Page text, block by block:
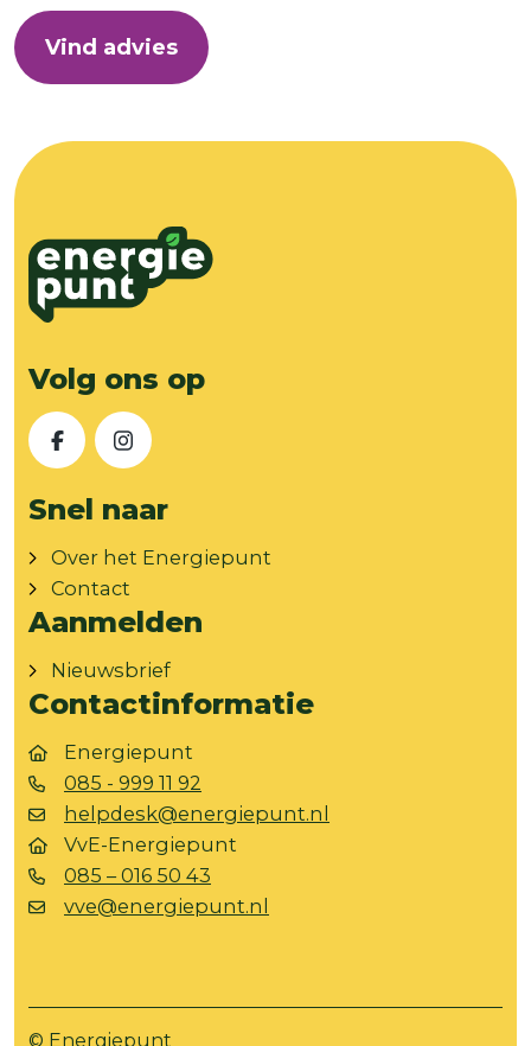
Vind advies
Volg ons op
FacebookInstagram
Snel naar
Over het Energiepunt
Contact
Aanmelden
Nieuwsbrief
Contactinformatie
Energiepunt
085 - 999 11 92
helpdesk@energiepunt.nl
VvE-Energiepunt
085 – 016 50 43
vve@energiepunt.nl
© Energiepunt